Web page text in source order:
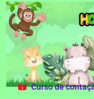
Curso de